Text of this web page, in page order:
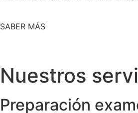
SABER MÁS
Nuestros
Preparación